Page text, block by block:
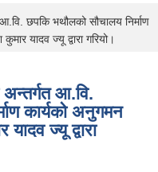
छपकि भथौलको सौचालय निर्माण
यादव ज्यू द्वारा गरियो।
आ.वि.
कार्यको अनुगमन
ज्यू द्वारा